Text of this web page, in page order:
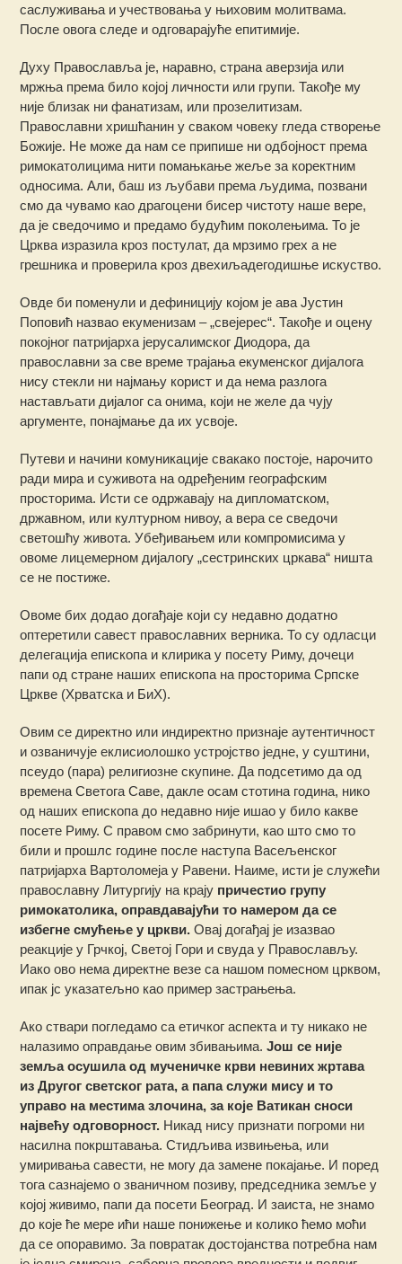
саслуживања и учествовања у њиховим молитвама.
После овога следе и одговарајуће епитимије.
Духу Православља је, наравно, страна аверзија или
мржња према било којој личности или групи. Такође му
није близак ни фанатизам, или прозелитизам.
Православни хришћанин у сваком човеку гледа створење
Божије. Не може да нам се припише ни одбојност према
римокатолицима нити помањкање жеље за коректним
односима. Али, баш из љубави према људима, позвани
смо да чувамо као драгоцени бисер чистоту наше вере,
да је сведочимо и предамо будућим поколењима. То је
Црква изразила кроз постулат, да мрзимо грех а не
грешника и проверила кроз двехиљадегодишње искуство.
Овде би поменули и дефиницију којом је ава Јустин
Поповић назвао екуменизам – „свејерес“. Такође и оцену
покојног патријарха јерусалимског Диодора, да
православни за све време трајања екуменског дијалога
нису стекли ни најмању корист и да нема разлога
настављати дијалог са онима, који не желе да чују
аргументе, понајмање да их усвоје.
Путеви и начини комуникације свакако постоје, нарочито
ради мира и суживота на одређеним географским
просторима. Исти се одржавају на дипломатском,
државном, или културном нивоу, а вера се сведочи
светошћу живота. Убеђивањем или компромисима у
овоме лицемерном дијалогу „сестринских цркава“ ништа
се не постиже.
Овоме бих додао догађаје који су недавно додатно
оптеретили савест православних верника. То су одласци
делегација епископа и клирика у посету Риму, дочеци
папи од стране наших епископа на просторима Српске
Цркве (Хрватска и БиХ).
Овим се директно или индиректно признаје аутентичност
и озваничује еклисиолошко устројство једне, у суштини,
псеудо (пара) религиозне скупине. Да подсетимо да од
времена Светога Саве, дакле осам стотина година, нико
од наших епископа до недавно није ишао у било какве
посете Риму. С правом смо забринути, као што смо то
били и прошлс године после наступа Васељенског
патријарха Вартоломеја у Равени. Наиме, исти је служећи
православну Литургију на крају причестио групу
римокатолика, оправдавајући то намером да се
избегне смућење у цркви. Овај догађај је изазвао
реакције у Грчкој, Светој Гори и свуда у Православљу.
Иако ово нема директне везе са нашом помесном црквом,
ипак јс указатељно као пример застрањења.
Ако ствари погледамо са етичког аспекта и ту никако не
налазимо оправдање овим збивањима.Још се није
земља осушила од мученичке крви невиних жртава
из Другог светског рата, а папа служи мису и то
управо на местима злочина, за које Ватикан сноси
највећу одговорност. Никад нису признати погроми ни
насилна покрштавања. Стидљива извињења, или
умиривања савести, не могу да замене покајање. И поред
тога сазнајемо о званичном позиву, председника земље у
којој живимо, папи да посети Београд. И заиста, не знамо
до које ће мере ићи наше понижење и колико ћемо моћи
да се опоравимо. За повратак достојанства потребна нам